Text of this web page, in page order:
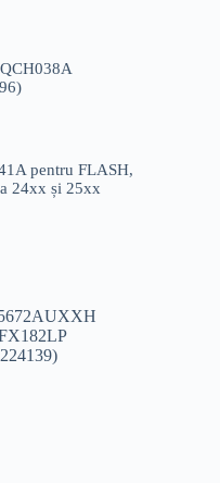
pentru FLASH,
24xx și 25xx